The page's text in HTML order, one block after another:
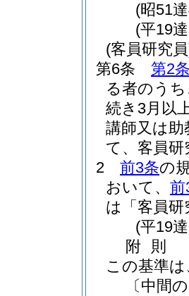
(昭51
(平19
(客員研究
第6条
第2
る者のう
続き3月以
講師又は
て、客員
2
前3条の
おいて、 前
は「客員
(平19
附 則
この基準
〔中間